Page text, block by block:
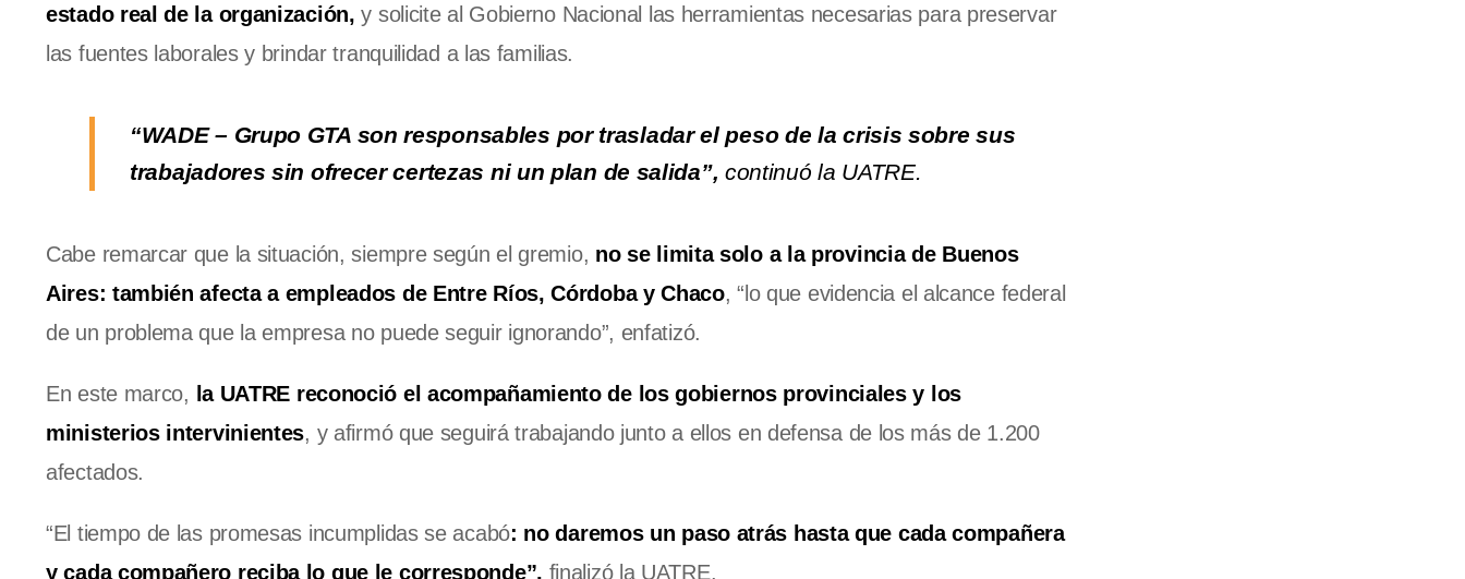
estado real de la organización, y solicite al Gobierno Nacional las herramientas necesarias para preservar
las fuentes laborales y brindar tranquilidad a las familias.
“WADE – Grupo GTA son responsables por trasladar el peso de la crisis sobre sus
trabajadores sin ofrecer certezas ni un plan de salida”, continuó la UATRE.
Cabe remarcar que la situación, siempre según el gremio, no se limita solo a la provincia de Buenos
Aires: también afecta a empleados de Entre Ríos, Córdoba y Chaco, “lo que evidencia el alcance federal
de un problema que la empresa no puede seguir ignorando”, enfatizó.
En este marco, la UATRE reconoció el acompañamiento de los gobiernos provinciales y los
ministerios intervinientes, y afirmó que seguirá trabajando junto a ellos en defensa de los más de 1.200
afectados.
“El tiempo de las promesas incumplidas se acabó: no daremos un paso atrás hasta que cada compañera
y cada compañero reciba lo que le corresponde”, finalizó la UATRE.